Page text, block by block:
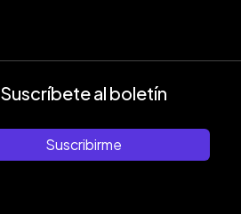
Suscríbete al boletín
Suscribirme